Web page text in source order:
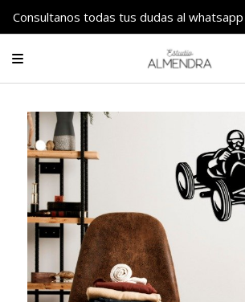
Consultanos todas tus dudas al whatsapp